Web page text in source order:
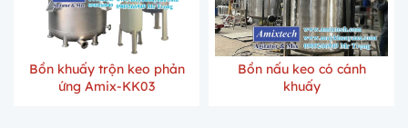
Bồn khuấy trộn keo phản
ứng Amix-KK03
Bồn nấu keo có cánh
khuấy